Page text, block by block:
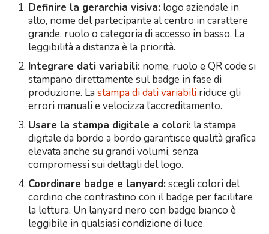
Definire la gerarchia visiva: logo aziendale in
alto, nome del partecipante al centro in carattere
grande, ruolo o categoria di accesso in basso. La
leggibilità a distanza è la priorità.
Integrare dati variabili: nome, ruolo e QR code si
stampano direttamente sul badge in fase di
produzione. La stampa di dati variabili riduce gli
errori manuali e velocizza l’accreditamento.
Usare la stampa digitale a colori: la stampa
digitale da bordo a bordo garantisce qualità grafica
elevata anche su grandi volumi, senza
compromessi sui dettagli del logo.
Coordinare badge e lanyard: scegli colori del
cordino che contrastino con il badge per facilitare
la lettura. Un lanyard nero con badge bianco è
leggibile in qualsiasi condizione di luce.